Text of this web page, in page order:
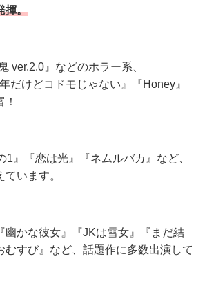
揮。
ver.2.0』などのホラー系、
だけどコドモじゃない』『Honey』
1』『恋は光』『ネムルバカ』など、
います。
幽かな彼女』『JKは雪女』『まだ結
むすび』など、話題作に多数出演して